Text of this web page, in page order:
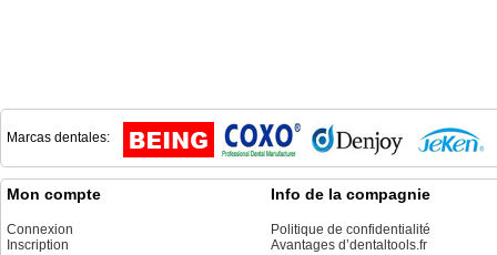
Marcas dentales:
Mon compte
Connexion
Inscription
Info de la compagnie
Politique de confidentialité
Avantages d’dentaltools.fr